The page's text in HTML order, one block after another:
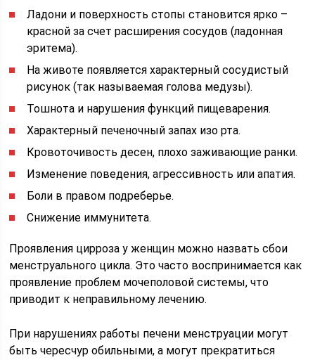
Ладони и поверхность стопы становится ярко –
красной за счет расширения сосудов (ладонная
эритема).
На животе появляется характерный сосудистый
рисунок (так называемая голова медузы).
Тошнота и нарушения функций пищеварения.
Характерный печеночный запах изо рта.
Кровоточивость десен, плохо заживающие ранки.
Изменение поведения, агрессивность или апатия.
Боли в правом подреберье.
Снижение иммунитета.
Проявления цирроза у женщин можно назвать сбои
менструального цикла. Это часто воспринимается как
проявление проблем мочеполовой системы, что
приводит к неправильному лечению.
При нарушениях работы печени менструации могут
быть чересчур обильными, а могут прекратиться